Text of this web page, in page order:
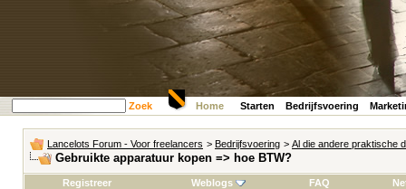
Zoek Home Starten Bedrijfsvoering
Lancelots Forum - Voor freelancers > Bedrijfsvoering > Al die andere praktische
Gebruikte apparatuur kopen => hoe BTW?
Registreer Weblogs FAQ